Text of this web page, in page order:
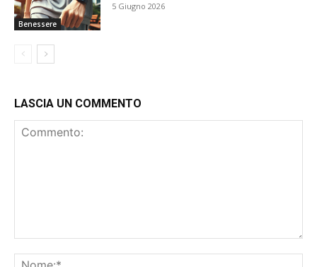
Benessere
5 Giugno 2026
LASCIA UN COMMENTO